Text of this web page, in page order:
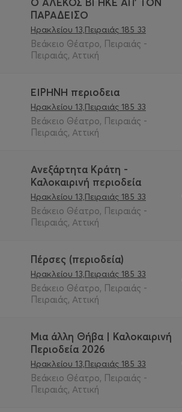
ΠΑΡΑΔΕΙΣΟ
Ηρακλείου 13,Πειραιάς 185 33
Βεάκειο Θέατρο, Πειραιάς -
Πειραιάς, Αττική
ΕΙΡΗΝΗ περιοδεια
Ηρακλείου 13,Πειραιάς 185 33
Βεάκειο Θέατρο, Πειραιάς -
Πειραιάς, Αττική
Ανεξάρτητα Κράτη -
Καλοκαιρινή περιοδεία
Ηρακλείου 13,Πειραιάς 185 33
Βεάκειο Θέατρο, Πειραιάς -
Πειραιάς, Αττική
Πέρσες (περιοδεία)
Ηρακλείου 13,Πειραιάς 185 33
Βεάκειο Θέατρο, Πειραιάς -
Πειραιάς, Αττική
Μια άλλη Θήβα | Καλοκαιρινή
Περιοδεία 2026
Ηρακλείου 13,Πειραιάς 185 33
Βεάκειο Θέατρο, Πειραιάς -
Πειραιάς, Αττική